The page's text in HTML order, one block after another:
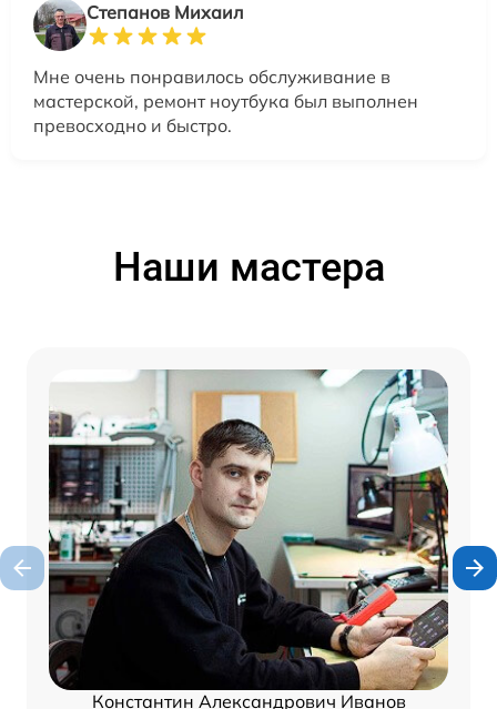
Степанов Михаил
Мне очень понравилось обслуживание в
мастерской, ремонт ноутбука был выполнен
превосходно и быстро.
Наши мастера
Константин Александрович Иванов